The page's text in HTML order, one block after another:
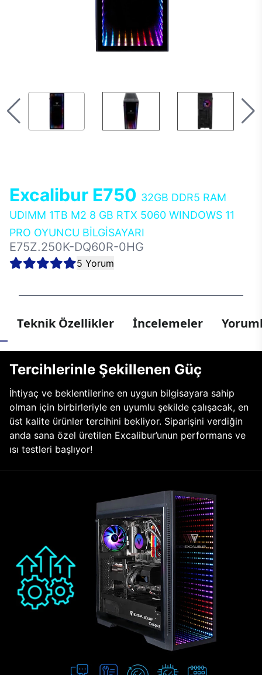
Excalibur E750 32GB DDR5 RAM
UDIMM 1TB M2 8 GB RTX 5060 WINDOWS 11
PRO OYUNCU BİLGİSAYARI
E75Z.250K-DQ60R-0HG
5 Yorum
Teknik Özellikler İncelemeler
Tercihlerinle Şekillenen Güç
İhtiyaç ve beklentilerine en uygun bilgisayara sahip
olman için birbirleriyle en uyumlu şekilde çalışacak, en
üst kalite ürünler tercihini bekliyor. Siparişini verdiğin
anda sana özel üretilen Excalibur’unun performans ve
ısı testleri başlıyor!